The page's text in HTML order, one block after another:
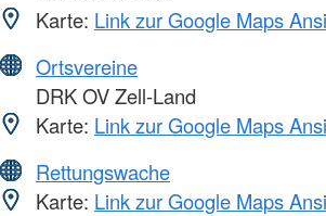
Karte: Link zur Google Maps
Ortsvereine
DRK OV Zell-Land
Karte: Link zur Google Maps
Rettungswache
Karte: Link zur Google Maps